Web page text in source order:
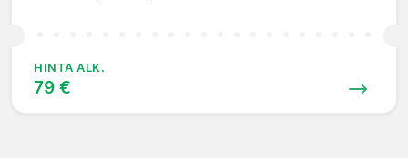
HINTA ALK.
79 €